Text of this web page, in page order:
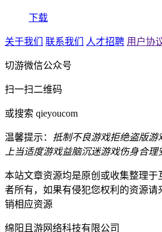
下载
关于我们 联系我们 人才招聘 用户协
切游微信公众号
扫一扫二维码
或搜索 qieyoucom
温馨提示： 抵制不良游戏拒绝盗版游
上当适度游戏益脑沉迷游戏伤身合理
本站文章资源均是原创或收集整理于
者所有，如果有侵犯您权利的资源请
销相应资源
绵阳且游网络科技有限公司